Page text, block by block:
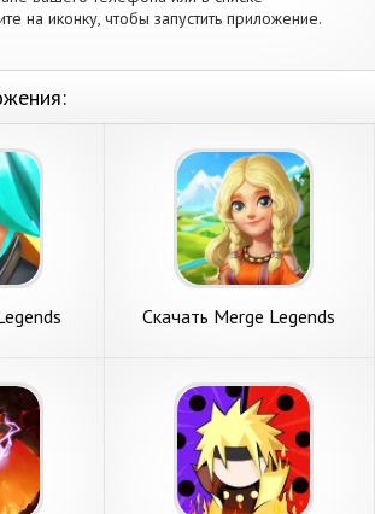
на иконку, чтобы запустить приложение.
Скачать Merge Legends